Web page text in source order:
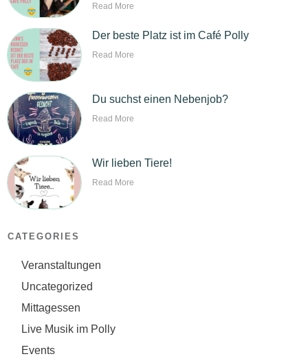
Read More
Der beste Platz ist im Café Polly
Read More
Du suchst einen Nebenjob?
Read More
Wir lieben Tiere!
Read More
CATEGORIES
Veranstaltungen
Uncategorized
Mittagessen
Live Musik im Polly
Events